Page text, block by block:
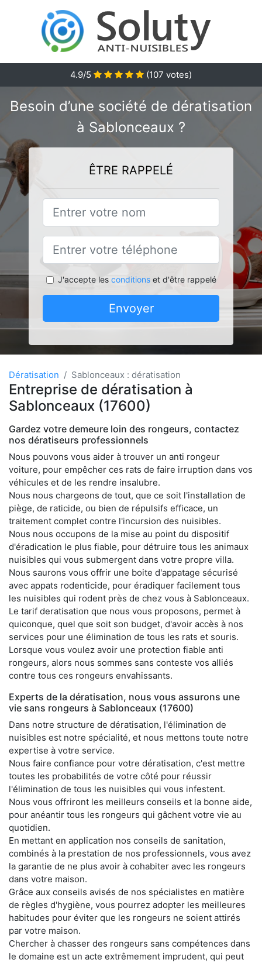
4.9/5 (107 votes)
Besoin d’une société de dératisation
à Sablonceaux ?
ÊTRE RAPPELÉ
J'accepte les conditionset d'être rappelé
Envoyer
Dératisation Sablonceaux : dératisation
Entreprise de dératisation à
Sablonceaux (17600)
Gardez votre demeure loin des rongeurs, contactez
nos dératiseurs professionnels
Nous pouvons vous aider à trouver un anti rongeur
voiture, pour empêcher ces rats de faire irruption dans vos
véhicules et de les rendre insalubre.
Nous nous chargeons de tout, que ce soit l'installation de
piège, de raticide, ou bien de répulsifs efficace, un
traitement complet contre l'incursion des nuisibles.
Nous nous occupons de la mise au point du dispositif
d'éradication le plus fiable, pour détruire tous les animaux
nuisibles qui vous submergent dans votre propre villa.
Nous saurons vous offrir une boite d'appatage sécurisé
avec appats rodenticide, pour éradiquer facilement tous
les nuisibles qui rodent près de chez vous à Sablonceaux.
Le tarif deratisation que nous vous proposons, permet à
quiconque, quel que soit son budget, d'avoir accès à nos
services pour une élimination de tous les rats et souris.
Lorsque vous voulez avoir une protection fiable anti
rongeurs, alors nous sommes sans conteste vos alliés
contre tous ces rongeurs envahissants.
Experts de la dératisation, nous vous assurons une
vie sans rongeurs à Sablonceaux (17600)
Dans notre structure de dératisation, l'élimination de
nuisibles est notre spécialité, et nous mettons toute notre
expertise à votre service.
Nous faire confiance pour votre dératisation, c'est mettre
toutes les probabilités de votre côté pour réussir
l'élimination de tous les nuisibles qui vous infestent.
Nous vous offriront les meilleurs conseils et la bonne aide,
pour anéantir tous les rongeurs qui gâchent votre vie au
quotidien.
En mettant en application nos conseils de sanitation,
combinés à la prestation de nos professionnels, vous avez
la garantie de ne plus avoir à cohabiter avec les rongeurs
dans votre maison.
Grâce aux conseils avisés de nos spécialistes en matière
de règles d'hygiène, vous pourrez adopter les meilleures
habitudes pour éviter que les rongeurs ne soient attirés
par votre maison.
Chercher à chasser des rongeurs sans compétences dans
le domaine est un acte extrêmement imprudent, qui peut